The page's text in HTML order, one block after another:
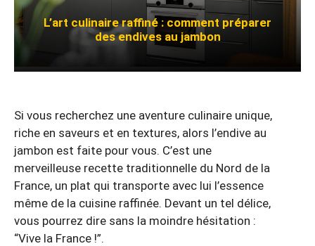
L’art culinaire raffiné : comment préparer
des endives au jambon
Si vous recherchez une aventure culinaire unique,
riche en saveurs et en textures, alors l’endive au
jambon est faite pour vous. C’est une
merveilleuse recette traditionnelle du Nord de la
France, un plat qui transporte avec lui l’essence
même de la cuisine raffinée. Devant un tel délice,
vous pourrez dire sans la moindre hésitation :
“Vive la France !”.